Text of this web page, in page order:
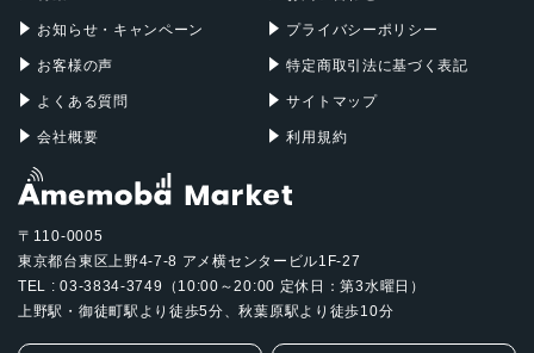
お知らせ・キャンペーン
お客様の声
よくある質問
会社概要
プライバシーポリシー
特定商取引法に基づく表記
サイトマップ
利用規約
〒110-0005
東京都台東区上野4-7-8 アメ横センタービル1F-27
TEL : 03-3834-3749（10:00～20:00 定休日：第3水曜日）
上野駅・御徒町駅より徒歩5分、秋葉原駅より徒歩10分